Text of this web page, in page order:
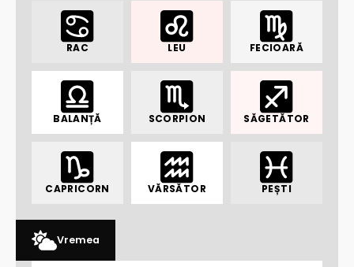
RAC LEU FECIOARĂ
BALANȚĂ SCORPION SĂGETĂTOR
CAPRICORN VĂRSĂTOR PEȘTI
Vremea